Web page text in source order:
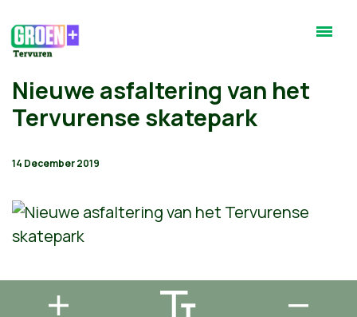
Nieuwe asfaltering van het
Tervurense skatepark
14 December 2019